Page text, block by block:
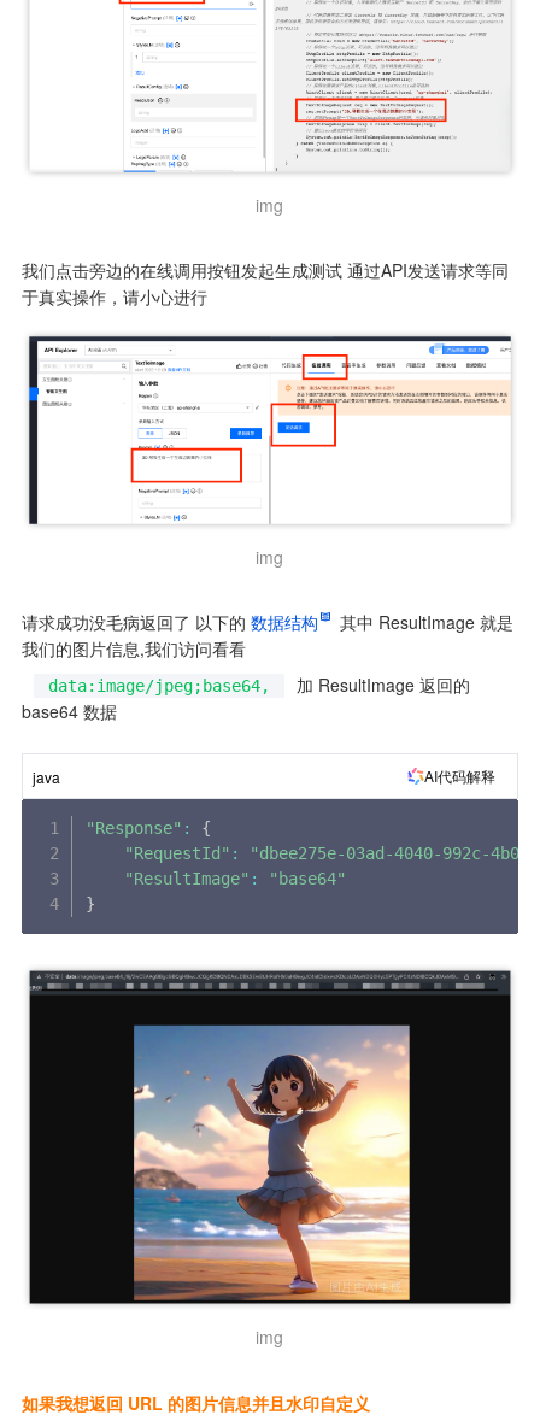
img
我们点击旁边的在线调用按钮发起生成测试 通过API发送请求等同
于真实操作，请小心进行
img
请求成功没毛病返回了 以下的 数据结构
其中 ResultImage 就是
我们的图片信息,我们访问看看
data:image/jpeg;base64,
加 ResultImage 返回的
base64 数据
java AI代码解释
"Response" :
{
"RequestId" :
"dbee275e-03ad-4040-992c-
"ResultImage" :
"base64"
}
img
如果我想返回 URL 的图片信息并且水印自定义